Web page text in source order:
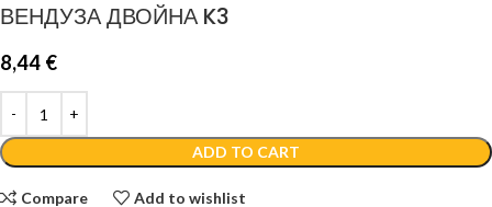
ВЕНДУЗА ДВОЙНА K3
8,44 €
ADD TO CART
Compare Add to wishlist